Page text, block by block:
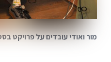
מור ואודי עובדים על פרויקט